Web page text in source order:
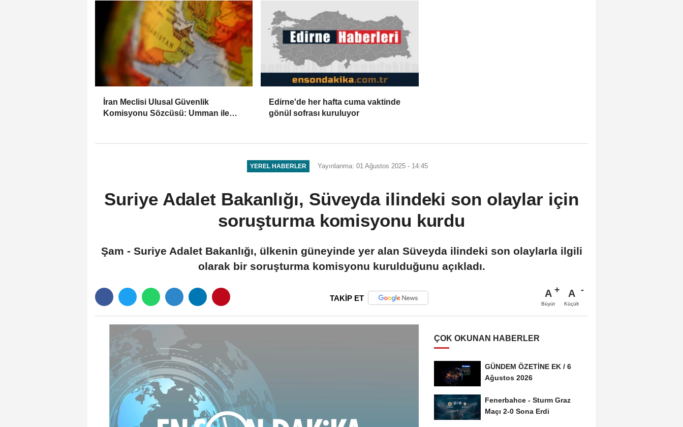
İran Meclisi Ulusal Güvenlik
Komisyonu Sözcüsü: Umman ile
Edirne'de her hafta cuma vaktinde
gönül sofrası kuruluyor
YEREL HABERLER Yayınlanma: 01 Ağustos 2025 - 14:45
Suriye Adalet Bakanlığı, Süveyda ilindeki son olaylar için
soruşturma komisyonu kurdu
Şam - Suriye Adalet Bakanlığı, ülkenin güneyinde yer alan Süveyda ilindeki son olaylarla ilgili
olarak bir soruşturma komisyonu kurulduğunu açıkladı.
TAKİP ET A
Büyüt
A
Küçült
ÇOK OKUNAN HABERLER
GÜNDEM ÖZETİNE EK / 6
Ağustos 2026
Fenerbahce - Sturm Graz
Maçı 2-0 Sona Erdi